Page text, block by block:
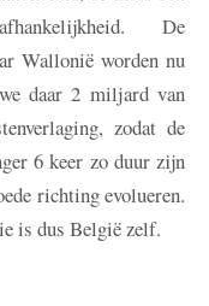
De
Wallonië worden nu
daar 2 miljard van
zodat de
6 keer zo duur zijn
richting evolueren.
is dus België zelf.